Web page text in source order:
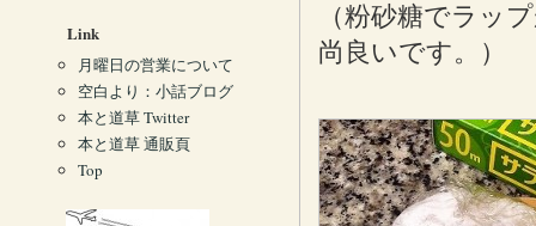
（粉砂糖でラッ
尚良いです。）
Link
月曜日の営業について
空白より：小話ブログ
本と道草 Twitter
本と道草 通販頁
Top